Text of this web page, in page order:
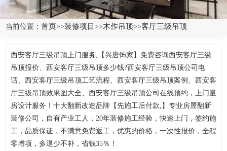
当前位置：首页>>装修项目>>木作吊顶>>客厅三级吊顶
西安客厅三级吊顶上门服务,【兴唐饰家】免费咨询西安客厅三级
吊顶报价、西安客厅三级吊顶多少钱?西安客厅三级吊顶公司电
话、西安客厅三级吊顶工艺流程、西安客厅三级吊顶案例、西安客
厅三级吊顶效果图大全、西安客厅三级吊顶公司在线预约，上门量
房设计服务！十大翻新改造品牌【先施工后付款,】专业房屋翻新
装修公司，自有产业工人，20年装修施工经验，快速上门，签约施
工，品质保证，不满意免费返工，优惠的价格，一次性报价，全程
零增项，多退少不补，省钱35％！